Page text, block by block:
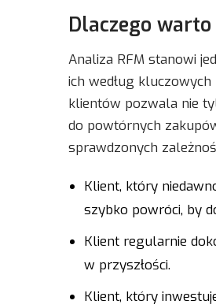
Dlaczego
Analiza RFM stanowi
ich według
klientów pozwala nie
do powtórnych
sprawdzonych
Klient, który
szybko powróci, by
Klient regularnie
w przyszłości.
Klient, który